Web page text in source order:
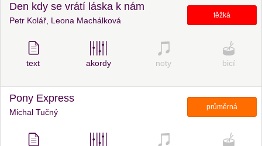
Den kdy se vrátí láska k nám
Petr Kolář, Leona Machálková
těžká
text akordy noty bicí
Pony Express
Michal Tučný
průměrná